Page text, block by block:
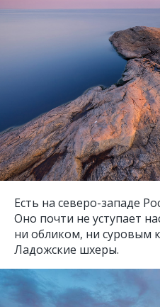
Есть на северо-западе
Оно почти не уступает
ни обликом, ни суровым
Ладожские шхеры.